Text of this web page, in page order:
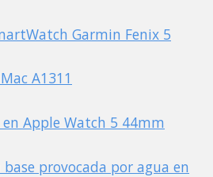
Garmin Fenix 5
A1311
Apple Watch 5 44mm
provocada por agua en